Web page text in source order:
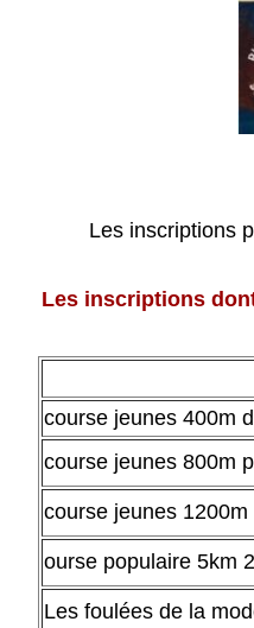
Les inscriptions
Les inscriptions
course jeunes 400m
course jeunes 800m
course jeunes
ourse populaire 5km
Les foulées de la